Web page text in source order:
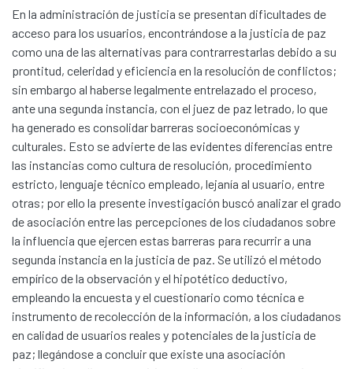
En la administración de justicia se presentan dificultades de
acceso para los usuarios, encontrándose a la justicia de paz
como una de las alternativas para contrarrestarlas debido a su
prontitud, celeridad y eficiencia en la resolución de conflictos;
sin embargo al haberse legalmente entrelazado el proceso,
ante una segunda instancia, con el juez de paz letrado, lo que
ha generado es consolidar barreras socioeconómicas y
culturales. Esto se advierte de las evidentes diferencias entre
las instancias como cultura de resolución, procedimiento
estricto, lenguaje técnico empleado, lejanía al usuario, entre
otras; por ello la presente investigación buscó analizar el grado
de asociación entre las percepciones de los ciudadanos sobre
la influencia que ejercen estas barreras para recurrir a una
segunda instancia en la justicia de paz. Se utilizó el método
empírico de la observación y el hipotético deductivo,
empleando la encuesta y el cuestionario como técnica e
instrumento de recolección de la información, a los ciudadanos
en calidad de usuarios reales y potenciales de la justicia de
paz; llegándose a concluir que existe una asociación